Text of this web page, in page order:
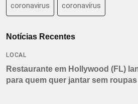
coronavirus coronavírus
Notícias Recentes
LOCAL
Restaurante em Hollywood (FL)
para quem quer jantar sem roupas